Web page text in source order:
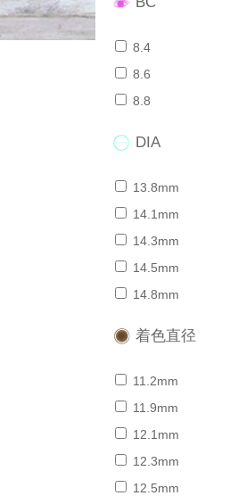
8.4
8.6
8.8
DIA
13.8mm
14.1mm
14.3mm
14.5mm
14.8mm
着色直径
11.2mm
11.9mm
12.1mm
12.3mm
12.5mm